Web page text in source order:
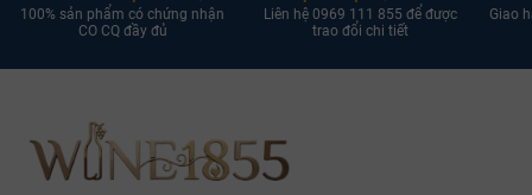
100% sản phẩm có chứng nhận
CO CQ đầy đủ
Liên hệ 0969 111 855 để được
trao đổi chi tiết
Giao